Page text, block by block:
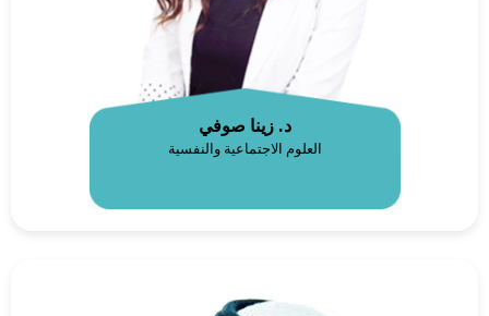
د. زينا صوفي
العلوم الاجتماعية والنفسية